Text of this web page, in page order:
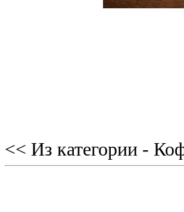
<< Из категории -